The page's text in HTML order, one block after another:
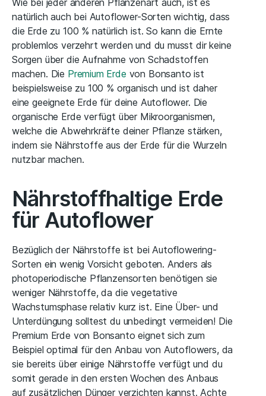
natürlich auch bei Autoflower-Sorten wichtig, dass
die Erde zu 100 % natürlich ist. So kann die Ernte
problemlos verzehrt werden und du musst dir keine
Sorgen über die Aufnahme von Schadstoffen
machen. Die Premium Erde von Bonsanto ist
beispielsweise zu 100 % organisch und ist daher
eine geeignete Erde für deine Autoflower. Die
organische Erde verfügt über Mikroorganismen,
welche die Abwehrkräfte deiner Pflanze stärken,
indem sie Nährstoffe aus der Erde für die Wurzeln
nutzbar machen.
Nährstoffhaltige Erde
für Autoflower
Bezüglich der Nährstoffe ist bei Autoflowering-
Sorten ein wenig Vorsicht geboten. Anders als
photoperiodische Pflanzensorten benötigen sie
weniger Nährstoffe, da die vegetative
Wachstumsphase relativ kurz ist. Eine Über- und
Unterdüngung solltest du unbedingt vermeiden! Die
Premium Erde von Bonsanto eignet sich zum
Beispiel optimal für den Anbau von Autoflowers, da
sie bereits über einige Nährstoffe verfügt und du
somit gerade in den ersten Wochen des Anbaus
auf zusätzlichen Dünger verzichten kannst. Achte